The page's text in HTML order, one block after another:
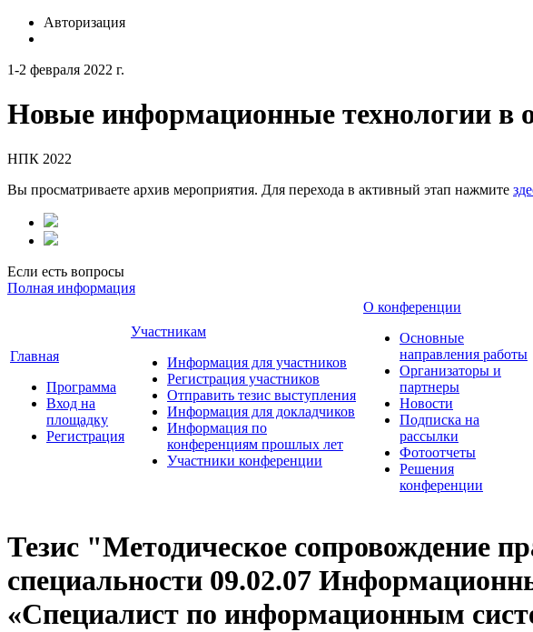
Авторизация
1-2 февраля 2022 г.
Новые информационные технологии в
НПК 2022
Вы просматриваете архив мероприятия. Для перехода в активный этап нажмите
Если есть вопросы
Полная информация
Главная
Программа
Вход на
площадку
Регистрация
Участникам
Информация для участников
Регистрация участников
Отправить тезис выступления
Информация для докладчиков
Информация по
конференциям прошлых лет
Участники конференции
О конференции
Основные
направления работы
Организаторы и
партнеры
Новости
Подписка на
рассылки
Фотоотчеты
Решения
конференции
Тезис "Методическое сопровождение
специальности 09.02.07
«Специалист по информационным